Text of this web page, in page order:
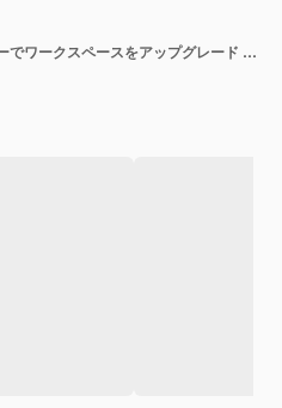
デスクトップのアクセサリーでワークスペースをアップグレード 生産性のために最適なギアを見つける